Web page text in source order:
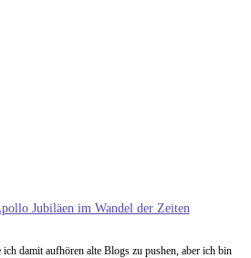
Jubiläen im Wandel der Zeiten
damit aufhören alte Blogs zu pushen, aber ich bin